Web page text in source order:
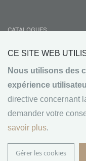
CE SITE WEB
Nous utilisons des
expérience
directive concernant
demander votre
savoir plus.
Gérer les cookies
CATALOGUES
RSE
GROUPEMENT NEBOPAN
NOS VALEURS
CONDITIONS GÉNÉRALES
MENTIONS LÉGALES